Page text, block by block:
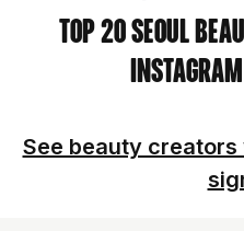
Top 20 Seoul
See beauty